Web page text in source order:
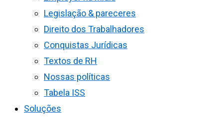
Legislação & pareceres
Direito dos Trabalhadores
Conquistas Jurídicas
Textos de RH
Nossas políticas
Tabela ISS
Soluções